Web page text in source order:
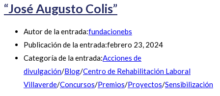
“José Augusto Colis”
Autor de la entrada:fundacionebs
Publicación de la entrada:febrero 23, 2024
Categoría de la entrada:Acciones de
divulgación/Blog/Centro de Rehabilitación Laboral
Villaverde/Concursos/Premios/Proyectos/Sensibilización